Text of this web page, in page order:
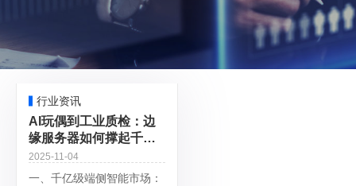
行业资讯
AI玩偶到工业质检：边
缘服务器如何撑起千亿
级端侧智能市场？
2025-11-04
一、千亿级端侧智能市场：